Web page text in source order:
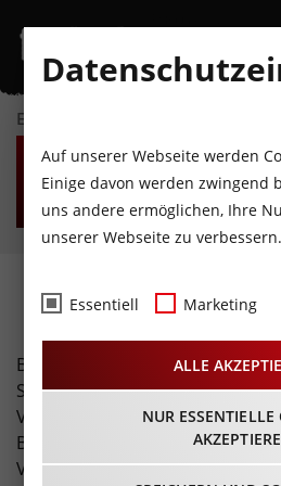
EVENTKALENDER
FR
7
AUGUST
SA
8
AUGUST
SO
9
AUGUST
Fotos
Buchen Sie unser spezielles
Sie erhalten eine
Veranstaltung (inklusive
Bilder und Bildrechte).
Veranstaltung über unsere Seite
Auf unserer Webseite werden
Einige davon werden zwingend
uns andere ermöglichen, Ihre
unserer Webseite zu verbessern.
Essentiell Marketing
ALLE
NUR ESSENTIELLE